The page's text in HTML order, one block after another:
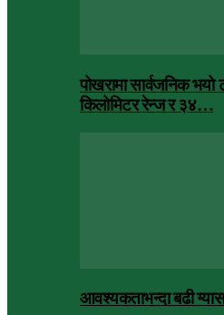
पोखरामा सार्वजनिक भयो
किलोमिटर रेन्ज र ३४…
आवश्यकताभन्दा बढी